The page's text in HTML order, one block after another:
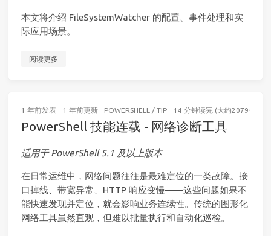
本文将介绍 FileSystemWatcher 的配置、事件处理和实
际应用场景。
阅读更多
1 年前发表 1 年前更新 POWERSHELL / TIP 14 分钟读完 (大约2079个字)
PowerShell 技能连载 - 网络诊断工具
适用于 PowerShell 5.1 及以上版本
在日常运维中，网络问题往往是最难定位的一类故障。接
口掉线、带宽异常、HTTP 响应变慢——这些问题如果不
能快速发现并定位，就会影响业务连续性。传统的图形化
网络工具虽然直观，但难以批量执行和自动化巡检。